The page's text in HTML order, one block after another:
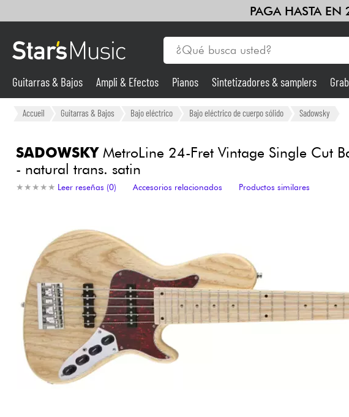
PAGA HASTA EN
Guitarras & Bajos
Sintetizadores & samplers
Micros
Violines y cuarteto
HiFi
Guitarras & Bajos Ampli & Efectos Pianos Sintetizadores & samplers
Accueil Guitarras & Bajos Bajo eléctrico Bajo eléctrico de cuerpo sólido Sadowsky
SADOWSKYMetroLine 24-Fret Vintage Single Cut
- natural trans. satin
★ ★ ★ ★ ★
★ ★ ★ ★ ★ Leer reseñas (0) Accesorios relacionados Productos similares